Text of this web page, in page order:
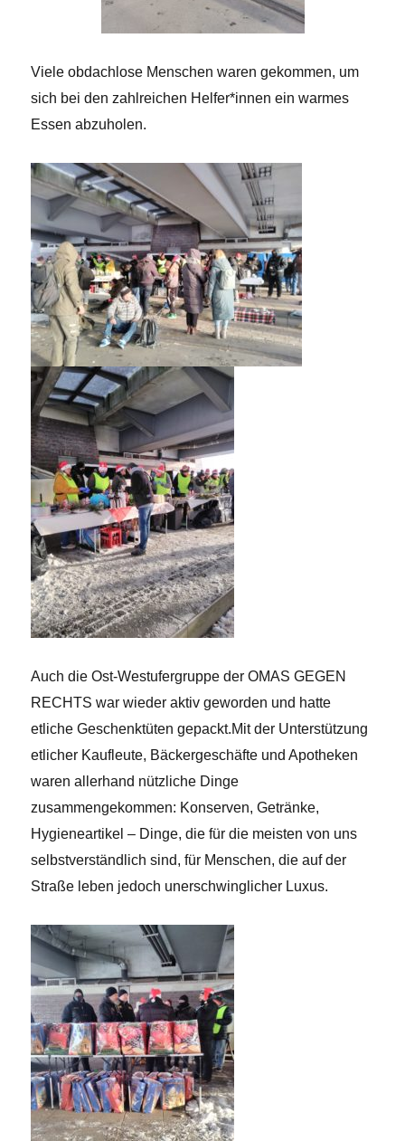
Viele obdachlose Menschen waren gekommen, um
sich bei den zahlreichen Helfer*innen ein warmes
Essen abzuholen.
Auch die Ost-Westufergruppe der OMAS GEGEN
RECHTS war wieder aktiv geworden und hatte
etliche Geschenktüten gepackt.Mit der Unterstützung
etlicher Kaufleute, Bäckergeschäfte und Apotheken
waren allerhand nützliche Dinge
zusammengekommen: Konserven, Getränke,
Hygieneartikel – Dinge, die für die meisten von uns
selbstverständlich sind, für Menschen, die auf der
Straße leben jedoch unerschwinglicher Luxus.